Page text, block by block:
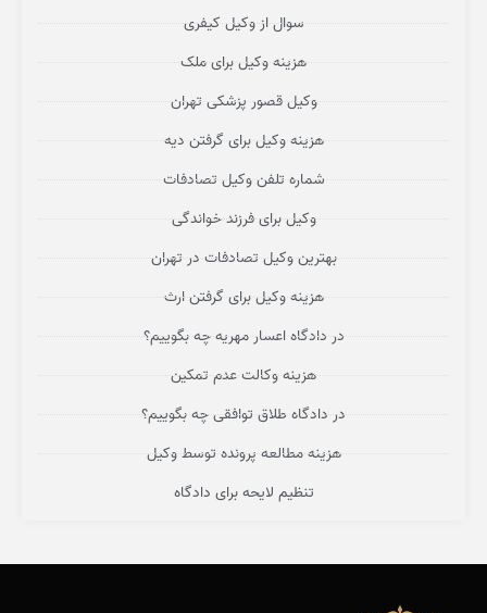
سوال از وکیل کیفری
هزینه وکیل برای ملک
وکیل قصور پزشکی تهران
هزینه وکیل برای گرفتن دیه
شماره تلفن وکیل تصادفات
وکیل برای فرزند خواندگی
بهترین وکیل تصادفات در تهران
هزینه وکیل برای گرفتن ارث
در دادگاه اعسار مهریه چه بگوییم؟
هزینه وکالت عدم تمکین
در دادگاه طلاق توافقی چه بگوییم؟
هزینه مطالعه پرونده توسط وکیل
تنظیم لایحه برای دادگاه